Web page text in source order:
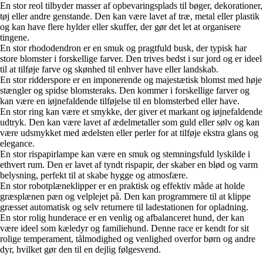
En stor reol tilbyder masser af opbevaringsplads til bøger, dekorationer,
tøj eller andre genstande. Den kan være lavet af træ, metal eller plastik
og kan have flere hylder eller skuffer, der gør det let at organisere
tingene.
En stor rhododendron er en smuk og pragtfuld busk, der typisk har
store blomster i forskellige farver. Den trives bedst i sur jord og er ideel
til at tilføje farve og skønhed til enhver have eller landskab.
En stor ridderspore er en imponerende og majestætisk blomst med høje
stængler og spidse blomsteraks. Den kommer i forskellige farver og
kan være en iøjnefaldende tilføjelse til en blomsterbed eller have.
En stor ring kan være et smykke, der giver et markant og iøjnefaldende
udtryk. Den kan være lavet af ædelmetaller som guld eller sølv og kan
være udsmykket med ædelsten eller perler for at tilføje ekstra glans og
elegance.
En stor rispapirlampe kan være en smuk og stemningsfuld lyskilde i
ethvert rum. Den er lavet af tyndt rispapir, der skaber en blød og varm
belysning, perfekt til at skabe hygge og atmosfære.
En stor robotplæneklipper er en praktisk og effektiv måde at holde
græsplænen pæn og velplejet på. Den kan programmere til at klippe
græsset automatisk og selv returnere til ladestationen for opladning.
En stor rolig hunderace er en venlig og afbalanceret hund, der kan
være ideel som kæledyr og familiehund. Denne race er kendt for sit
rolige temperament, tålmodighed og venlighed overfor børn og andre
dyr, hvilket gør den til en dejlig følgesvend.